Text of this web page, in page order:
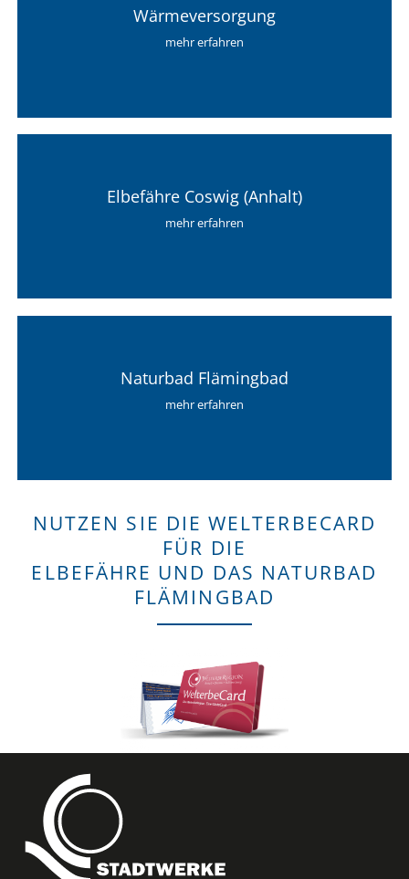
Wärmeversorgung
mehr erfahren
Elbefähre Coswig (Anhalt)
mehr erfahren
Naturbad Flämingbad
mehr erfahren
NUTZEN SIE DIE WELTERBECARD
FÜR DIE
ELBEFÄHRE UND DAS NATURBAD
FLÄMINGBAD